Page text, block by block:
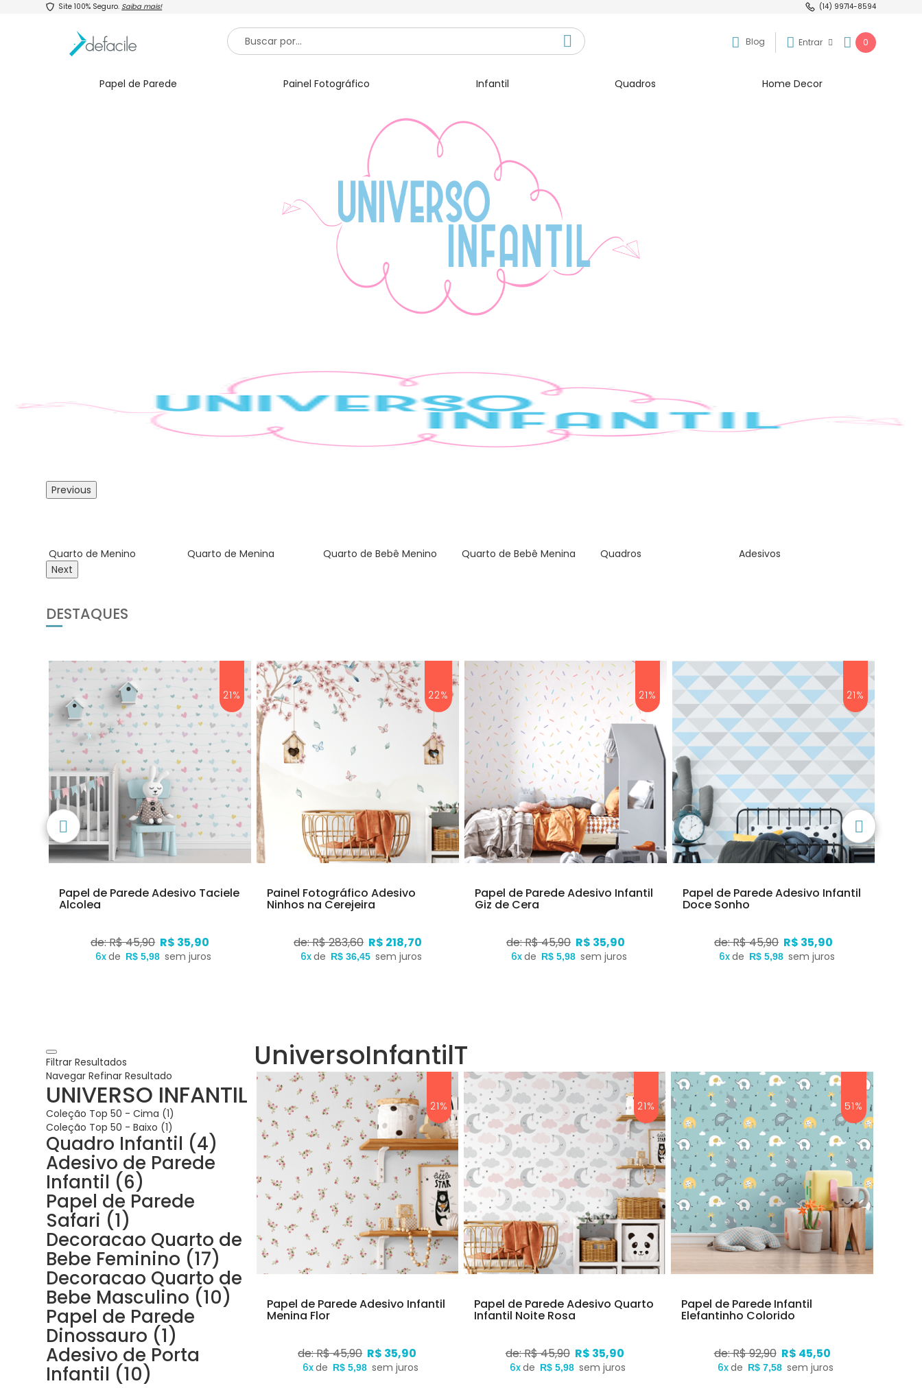
Site 100% Seguro. Saiba mais! (14) 99714-8594
Blog Entrar 0
Papel de Parede Painel Fotográfico Infantil Quadros Home Decor
Previous
Quarto de Menino Quarto de Menina Quarto de Bebê Menino Quarto de Bebê Menina Quadros Adesivos
Next
DESTAQUES
21%
Papel de Parede Adesivo Taciele
Alcolea
de: R$ 45,90 R$ 35,90
6xde R$ 5,98 sem juros
22%
Painel Fotográfico Adesivo
Ninhos na Cerejeira
de: R$ 283,60 R$ 218,70
6xde R$ 36,45 sem juros
21%
Papel de Parede Adesivo Infantil
Giz de Cera
de: R$ 45,90 R$ 35,90
6xde R$ 5,98 sem juros
21%
Papel de Parede Adesivo Infantil
Doce Sonho
de: R$ 45,90 R$ 35,90
6xde R$ 5,98 sem juros
UniversoInfantilT
21%
Papel de Parede Adesivo Infantil
Menina Flor
de: R$ 45,90 R$ 35,90
6xde R$ 5,98 sem juros
21%
Papel de Parede Adesivo Quarto
Infantil Noite Rosa
de: R$ 45,90 R$ 35,90
6xde R$ 5,98 sem juros
51%
Papel de Parede Infantil
Elefantinho Colorido
de: R$ 92,90 R$ 45,50
6xde R$ 7,58 sem juros
Filtrar Resultados
Navegar Refinar Resultado
UNIVERSO INFANTIL
Coleção Top 50 - Cima (1)
Coleção Top 50 - Baixo (1)
Quadro Infantil (4)
Adesivo de Parede
Infantil (6)
Papel de Parede
Safari (1)
Decoracao Quarto de
Bebe Feminino (17)
Decoracao Quarto de
Bebe Masculino (10)
Papel de Parede
Dinossauro (1)
Adesivo de Porta
Infantil (10)